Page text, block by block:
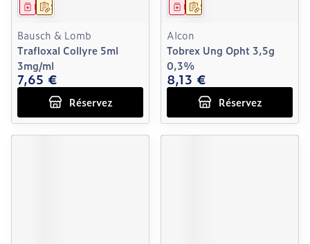
Sur prescription
Médicament
Bausch & Lomb
Trafloxal Collyre 5ml
3mg/ml
7,65 €
Réservez
Sur prescription
Médicament
Alcon
Tobrex Ung Opht 3,5g
0,3%
8,13 €
Réservez